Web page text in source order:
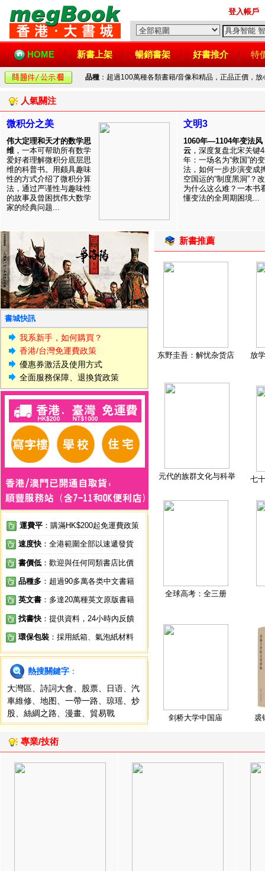
登入帳戶
HOME 新書上架 暢銷書架 好書推介 特
品種 ：超過100萬種各類書籍/音像和精品，正品正價，
人氣關注
微积分之美
伟大定理和天才的数学思
维 ，一本可帮助所有数学
爱好者理解微积分底层思
维的科普书。用颇具趣味
性的方式介绍了微积分算
法，通过严谨性与趣味性
的故事及曾困扰伟大数学
家的经典问题...
文明3
1060年—1104年变法风
云 ，深度复盘北宋关键
年：一场名为“救国”的变
法，如何一步步演变成
空国运的“制度黑洞”？
为什么这么难？一本书
懂变法的全周期困境...
書城快訊
我系新手，如何購買？
香港/台灣免運費政策
優惠券激活及使用方式
全面服務保障、退換貨政策
運費平 ：購滿HK$200起免運費政策
速度快 ：全港範圍全部以速遞發貨
書價低 ：歡迎與任何同類書店比價
品種多 ：超過90多萬各类中文書籍
英文書 ：多達20萬種英文原版書籍
找書快 ：提供資料，24小時內反饋
環保包裝 ：採用紙箱、氣泡紙材料
熱搜關鍵字 ：
大灣區
詩詞大會 股票 日语
汽
車維修
地图 一帶一路 琼瑶
炒
股
絲綢之路 漫畫 貿易戰
新書推薦
东野圭吾：解忧杂货店 放
元代的族群文化与科举 七
全球高考：全三册
剑桥大学中国庙 裘
專業/技術